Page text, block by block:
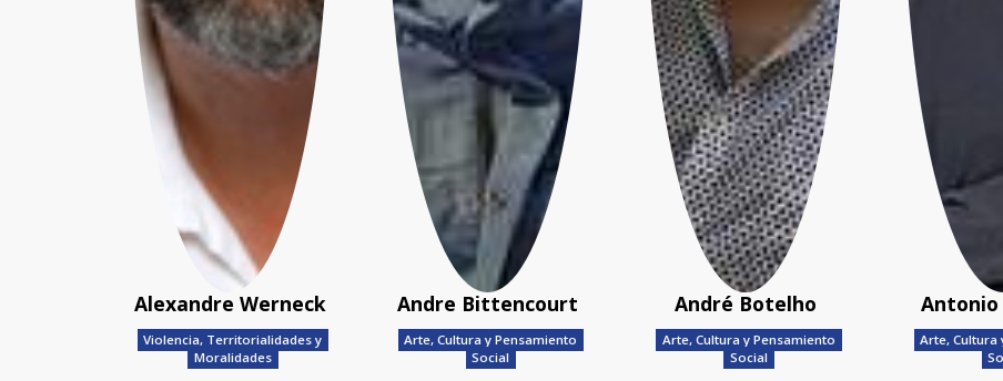
Alexandre Werneck
Violencia, Territorialidades y
Moralidades
Andre Bittencourt
Arte, Cultura y Pensamiento
Social
André Botelho
Arte, Cultura y Pensamiento
Social
Antonio
Arte, Cultura